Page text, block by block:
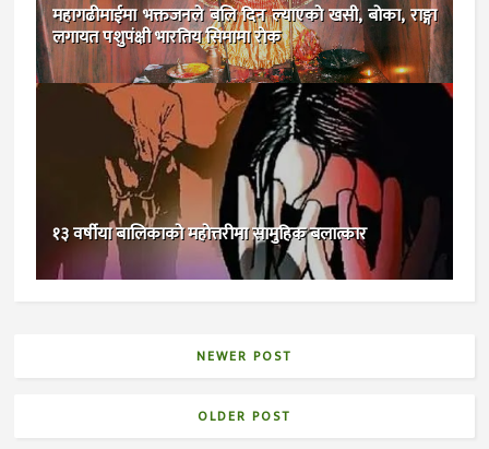
महागढीमाईमा भक्तजनले बलि दिन ल्याएकाे खसी, बोका, राङ्गा
लगायत पशुपंक्षी भारतिय सिमामा राेक
१३ वर्षीया बालिकाको महोत्तरीमा सामुहिक बलात्कार
NEWER POST
OLDER POST